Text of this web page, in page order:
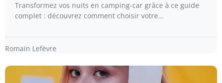
Transformez vos nuits en camping-car grâce à ce guide
complet : découvrez comment choisir votre…
Romain Lefèvre